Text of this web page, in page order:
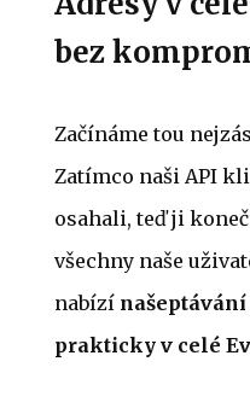
bez
Začínáme tou
Zatímco naši API
osahali, teď ji
všechny naše
nabízí
prakticky v celé